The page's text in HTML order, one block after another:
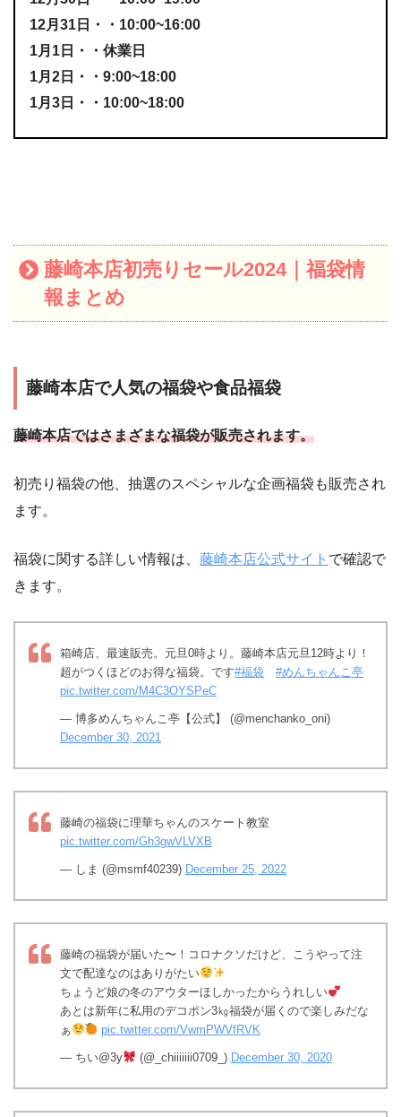
12月31日・・10:00~16:00
1月1日・・休業日
1月2日・・9:00~18:00
1月3日・・10:00~18:00
藤崎本店初売りセール2024｜福袋情
報まとめ
藤崎本店で人気の福袋や食品福袋
藤崎本店ではさまざまな福袋が販売されます。
初売り福袋の他、抽選のスペシャルな企画福袋も販売され
ます。
福袋に関する詳しい情報は、 藤崎本店公式サイト で確認で
きます。
箱崎店、最速販売。元旦0時より。藤崎本店元旦12時より！
超がつくほどのお得な福袋。です#福袋
#めんちゃんこ亭
pic.twitter.com/M4C3OYSPeC
— 博多めんちゃんこ亭【公式】 (@menchanko_oni)
December 30, 2021
藤崎の福袋に理華ちゃんのスケート教室
pic.twitter.com/Gh3gwVLVXB
— しま (@msmf40239) December 25, 2022
藤崎の福袋が届いた〜！コロナクソだけど、こうやって注
文で配達なのはありがたい
ちょうど娘の冬のアウターほしかったからうれしい
あとは新年に私用のデコポン3㎏福袋が届くので楽しみだな
ぁ
pic.twitter.com/VwmPWVfRVK
— ちい@3y (@_chiiiiiii0709_) December 30, 2020